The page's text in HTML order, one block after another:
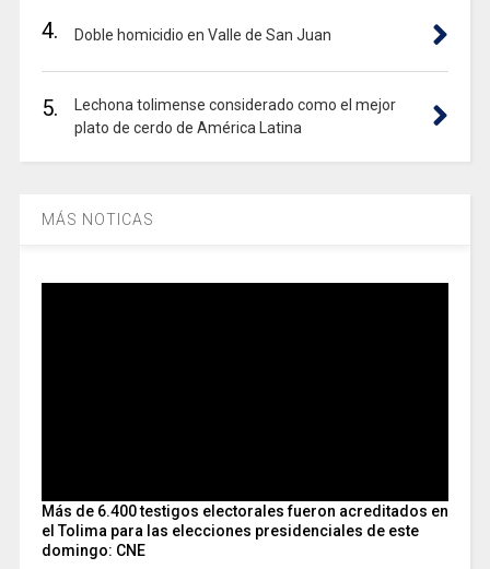
4. Doble homicidio en Valle de San Juan
5.
Lechona tolimense considerado como el mejor
plato de cerdo de América Latina
MÁS NOTICAS
Más de 6.400 testigos electorales fueron acreditados en
el Tolima para las elecciones presidenciales de este
domingo: CNE